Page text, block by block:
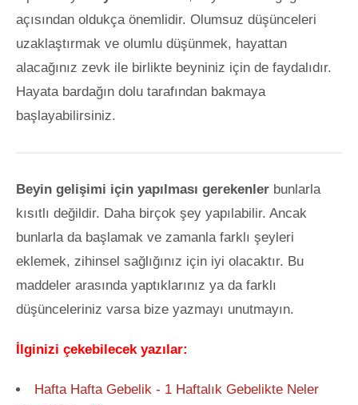
açısından oldukça önemlidir. Olumsuz düşünceleri
uzaklaştırmak ve olumlu düşünmek, hayattan
alacağınız zevk ile birlikte beyniniz için de faydalıdır.
Hayata bardağın dolu tarafından bakmaya
başlayabilirsiniz.
Beyin gelişimi için yapılması gerekenler bunlarla
kısıtlı değildir. Daha birçok şey yapılabilir. Ancak
bunlarla da başlamak ve zamanla farklı şeyleri
eklemek, zihinsel sağlığınız için iyi olacaktır. Bu
maddeler arasında yaptıklarınız ya da farklı
düşünceleriniz varsa bize yazmayı unutmayın.
İlginizi çekebilecek yazılar:
Hafta Hafta Gebelik - 1 Haftalık Gebelikte Neler